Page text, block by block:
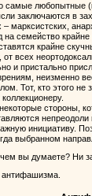
самые любопытные
заключаются в
марксистских,
на семейство
крайне
всех
и пристально
неизменно
Тот, кто этого
стороны,
инициативу.
выбранном
вы думаете? Ни
антифашизма.